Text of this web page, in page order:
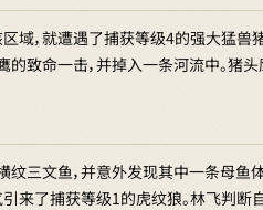
域，就遭遇了捕获等级4的强大猛兽
致命一击，并掉入一条河流中。猪头
三文鱼，并意外发现其中一条母鱼
来了捕获等级1的虎纹狼。林飞判断